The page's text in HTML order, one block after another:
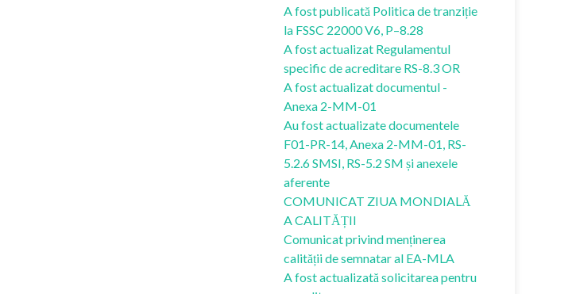
A fost publicată Politica de tranziție
la FSSC 22000 V6, P–8.28
A fost actualizat Regulamentul
specific de acreditare RS-8.3 OR
A fost actualizat documentul -
Anexa 2-MM-01
Au fost actualizate documentele
F01-PR-14, Anexa 2-MM-01, RS-
5.2.6 SMSI, RS-5.2 SM și anexele
aferente
COMUNICAT ZIUA MONDIALĂ
A CALITĂȚII
Comunicat privind menținerea
calității de semnatar al EA-MLA
A fost actualizată solicitarea pentru